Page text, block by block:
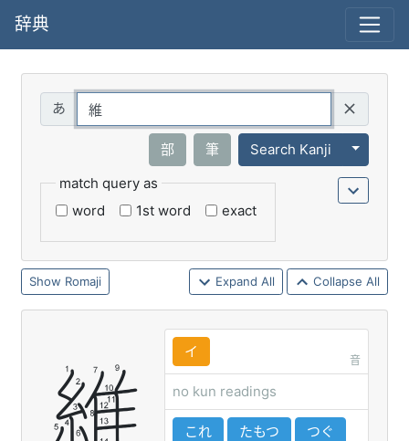
辞典
部 筆 Search Kanji
Toggle
match query as
word
1st word exact
Romaji Expand All Collapse All
維 イ
音
no kun readings
これ たもつ
つぐ